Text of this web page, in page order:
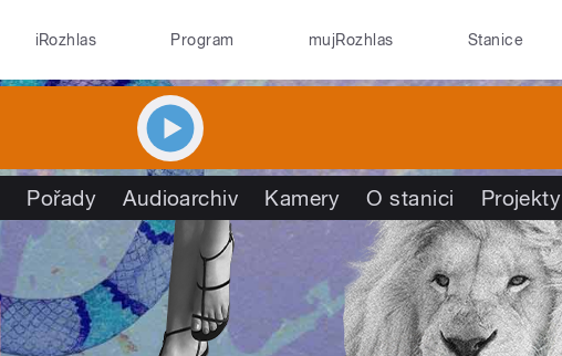
iRozhlas Program mujRozhlas Stanice
Pořady Audioarchiv Kamery O stanici Projekty